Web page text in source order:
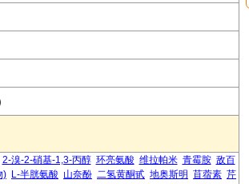
2-溴-2-硝基-1,3-丙醇 环亮氨酸 维拉帕米 青霉胺 敌百
) L-半胱氨酸 山奈酚 二氢黄酮甙 地奥斯明 苜蓿素 芹